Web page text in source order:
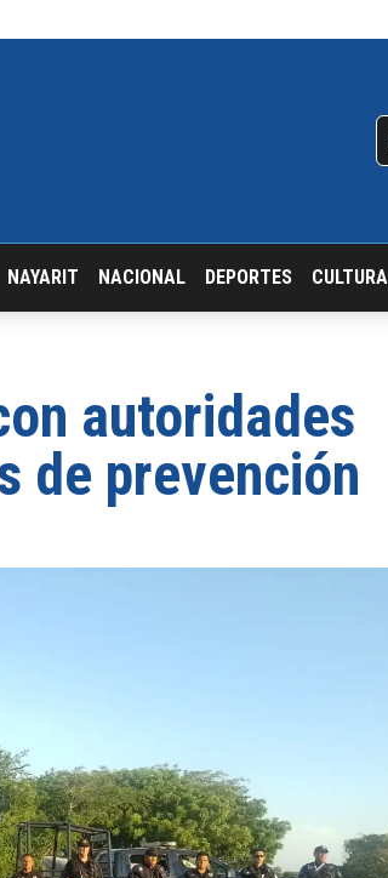
NAYARIT NACIONAL DEPORTES CULTURA
autoridades
de prevención